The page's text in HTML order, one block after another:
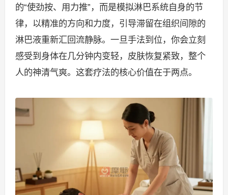
的“使劲按、用力推”，而是模拟淋巴系统自身的节
律，以精准的方向和力度，引导滞留在组织间隙的
淋巴液重新汇回流静脉。一旦手法到位，你会立刻
感受到身体在几分钟内变轻，皮肤恢复紧致，整个
人的神清气爽。这套疗法的核心价值在于两点。